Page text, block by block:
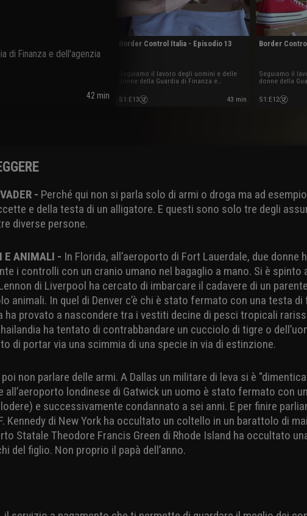
di Finanza e dell'agenzia
42 min
Border Control Italia - Episodio 13
Seguiamo il lavoro degli uomini e delle
donne della Guardia di Finanza e
sul territorio italiano.
S1 :E13 43 min
Border
Seguiamo il
donne della
sul territorio
S1 :E12
- Perché qui non si parla solo di armi o droga ma ad
e della testa di un alligatore. E questi sono solo tre degli
diverse persone.
E ANIMALI - In Florida, all’aeroporto di Fort Lauerdale, due donne
i controlli con un cranio umano nel bagaglio a mano. Si è spinto
di Liverpool ha cercato di imbarcare il cadavere di un
animali. In quel di Denver c’è chi è stato fermato con una testa
ha provato a nascondere tra i vestiti decine di pesci tropicali
ha tentato di contrabbandare un cucciolo di tigre o
di portar via una scimmia di una specie in via di estinzione.
non parlare delle armi. A Dallas un militare di leva si è
all’aeroporto londinese di Gatwick un uomo è stato fermato con
e successivamente condannato a sei anni. E per finire
Kennedy di New York ha occultato un coltello in un barattolo di
Statale Theodore Francis Green di Rhode Island ha occultato
del figlio. Non proprio il papà dell’anno.